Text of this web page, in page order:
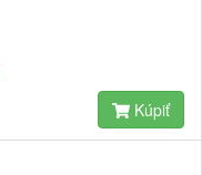
Kúpiť